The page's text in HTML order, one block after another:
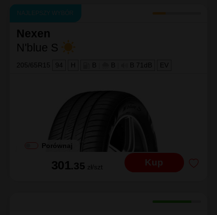
NAJLEPSZY WYBÓR
Nexen
N'blue S
205/65R15 94 H B B B 71dB EV
Porównaj
301.35 zł/szt Kup